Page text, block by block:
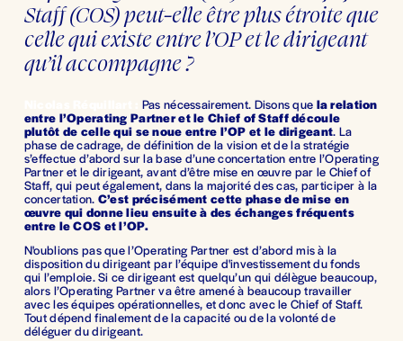
Staff (COS) peut-elle être plus étroite que
celle qui existe entre l’OP et le dirigeant
qu’il accompagne ?
Pas nécessairement. Disons que la relation
entre l’Operating Partner et le Chief of Staff découle
plutôt de celle qui se noue entre l’OP et le dirigeant. La
phase de cadrage, de définition de la vision et de la stratégie
s’effectue d’abord sur la base d’une concertation entre l’Operating
Partner et le dirigeant, avant d’être mise en œuvre par le Chief of
Staff, qui peut également, dans la majorité des cas, participer à la
concertation. C’est précisément cette phase de mise en
œuvre qui donne lieu ensuite à des échanges fréquents
entre le COS et l’OP.
N'oublions pas que l’Operating Partner est d’abord mis à la
disposition du dirigeant par l’équipe d'investissement du fonds
qui l’emploie. Si ce dirigeant est quelqu’un qui délègue beaucoup,
alors l’Operating Partner va être amené à beaucoup travailler
avec les équipes opérationnelles, et donc avec le Chief of Staff.
Tout dépend finalement de la capacité ou de la volonté de
déléguer du dirigeant.